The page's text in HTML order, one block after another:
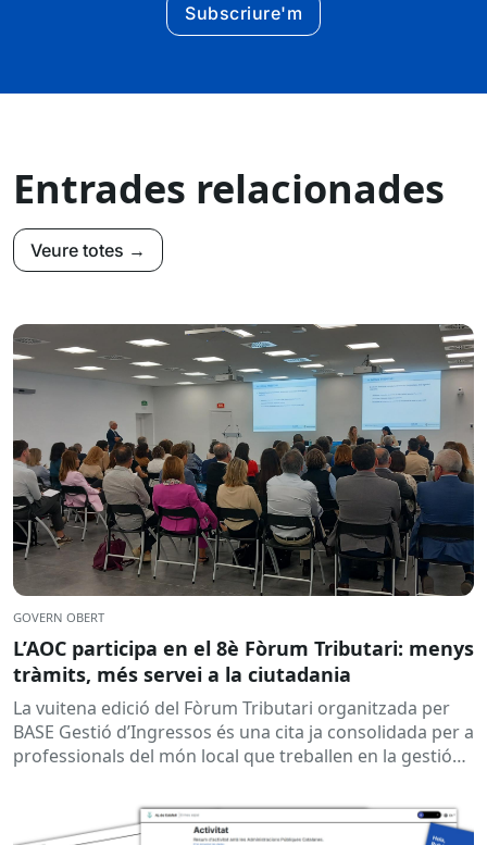
Subscriure'm
Entrades relacionades
Veure totes →
GOVERN OBERT
L’AOC participa en el 8è Fòrum Tributari: menys
tràmits, més servei a la ciutadania
La vuitena edició del Fòrum Tributari organitzada per
BASE Gestió d’Ingressos és una cita ja consolidada per a
professionals del món local que treballen en la gestió